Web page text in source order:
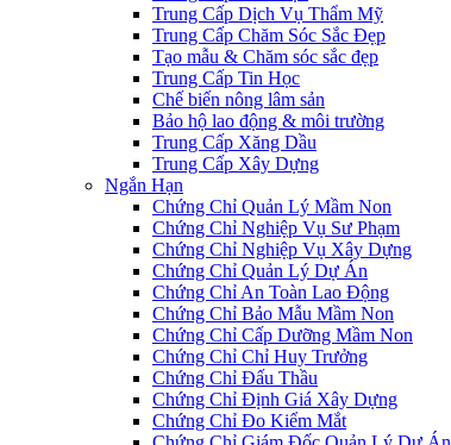
Trung Cấp Dịch Vụ Thẩm Mỹ
Trung Cấp Chăm Sóc Sắc Đẹp
Tạo mẫu & Chăm sóc sắc đẹp
Trung Cấp Tin Học
Chế biến nông lâm sản
Bảo hộ lao động & môi trường
Trung Cấp Xăng Dầu
Trung Cấp Xây Dựng
Ngắn Hạn
Chứng Chỉ Quản Lý Mầm Non
Chứng Chỉ Nghiệp Vụ Sư Phạm
Chứng Chỉ Nghiệp Vụ Xây Dựng
Chứng Chỉ Quản Lý Dự Án
Chứng Chỉ An Toàn Lao Động
Chứng Chỉ Bảo Mẫu Mầm Non
Chứng Chỉ Cấp Dưỡng Mầm Non
Chứng Chỉ Chỉ Huy Trưởng
Chứng Chỉ Đấu Thầu
Chứng Chỉ Định Giá Xây Dựng
Chứng Chỉ Đo Kiểm Mắt